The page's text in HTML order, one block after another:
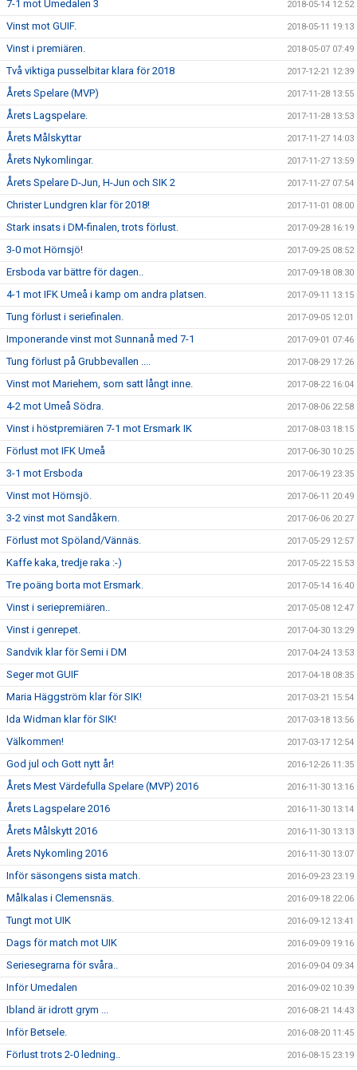
7-1 mot Umedalen 3 2018-05-14 12:52
Vinst mot GUIF. 2018-05-11 19:13
Vinst i premiären. 2018-05-07 07:49
Två viktiga pusselbitar klara för 2018 2017-12-21 12:39
Årets Spelare (MVP) 2017-11-28 13:55
Årets Lagspelare. 2017-11-28 13:53
Årets Målskyttar 2017-11-27 14:03
Årets Nykomlingar. 2017-11-27 13:59
Årets Spelare D-Jun, H-Jun och SIK 2 2017-11-27 07:54
Christer Lundgren klar för 2018! 2017-11-01 08:00
Stark insats i DM-finalen, trots förlust. 2017-09-28 16:19
3-0 mot Hörnsjö! 2017-09-25 08:52
Ersboda var bättre för dagen.. 2017-09-18 08:30
4-1 mot IFK Umeå i kamp om andra platsen. 2017-09-11 13:15
Tung förlust i seriefinalen. 2017-09-05 12:01
Imponerande vinst mot Sunnanå med 7-1 2017-09-01 07:46
Tung förlust på Grubbevallen .... 2017-08-29 17:26
Vinst mot Mariehem, som satt långt inne. 2017-08-22 16:04
4-2 mot Umeå Södra. 2017-08-06 22:58
Vinst i höstpremiären 7-1 mot Ersmark IK 2017-08-03 18:15
Förlust mot IFK Umeå 2017-06-30 10:25
3-1 mot Ersboda 2017-06-19 23:35
Vinst mot Hörnsjö. 2017-06-11 20:49
3-2 vinst mot Sandåkern. 2017-06-06 20:27
Förlust mot Spöland/Vännäs. 2017-05-29 12:57
Kaffe kaka, tredje raka :-) 2017-05-22 15:53
Tre poäng borta mot Ersmark. 2017-05-14 16:40
Vinst i seriepremiären.. 2017-05-08 12:47
Vinst i genrepet. 2017-04-30 13:29
Sandvik klar för Semi i DM 2017-04-24 13:53
Seger mot GUIF 2017-04-18 08:35
Maria Häggström klar för SIK! 2017-03-21 15:54
Ida Widman klar för SIK! 2017-03-18 13:56
Välkommen! 2017-03-17 12:54
God jul och Gott nytt år! 2016-12-26 11:35
Årets Mest Värdefulla Spelare (MVP) 2016 2016-11-30 13:16
Årets Lagspelare 2016 2016-11-30 13:14
Årets Målskytt 2016 2016-11-30 13:13
Årets Nykomling 2016 2016-11-30 13:07
Inför säsongens sista match. 2016-09-23 23:19
Målkalas i Clemensnäs. 2016-09-18 22:06
Tungt mot UIK 2016-09-12 13:41
Dags för match mot UIK 2016-09-09 19:16
Seriesegrarna för svåra.. 2016-09-04 09:34
Inför Umedalen 2016-09-02 10:39
Ibland är idrott grym ... 2016-08-21 14:43
Inför Betsele. 2016-08-20 11:45
Förlust trots 2-0 ledning.. 2016-08-15 23:19